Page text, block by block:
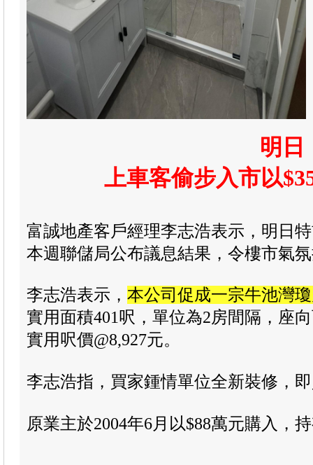
明日
上車客偷步入市以
富誠地產客戶經理李志浩表示，明日
本週聯儲局公布議息結果 ，令樓市氣
李志浩表示， 本公司促成一宗牛池灣
實用面積401呎， 單位為2房間隔，座
實用呎價@8,927元。
李志浩指，買家鍾情單位全新裝修，
原業主於2004年6月以$88萬元購入，